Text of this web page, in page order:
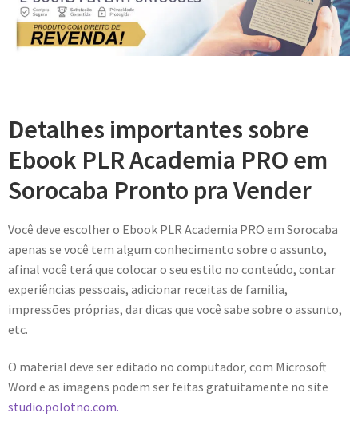
Detalhes importantes sobre
Ebook PLR Academia PRO em
Sorocaba Pronto pra Vender
Você deve escolher o Ebook PLR Academia PRO em Sorocaba
apenas se você tem algum conhecimento sobre o assunto,
afinal você terá que colocar o seu estilo no conteúdo, contar
experiências pessoais, adicionar receitas de familia,
impressões próprias, dar dicas que você sabe sobre o assunto,
etc.
O material deve ser editado no computador, com Microsoft
Word e as imagens podem ser feitas gratuitamente no site
studio.polotno.com.